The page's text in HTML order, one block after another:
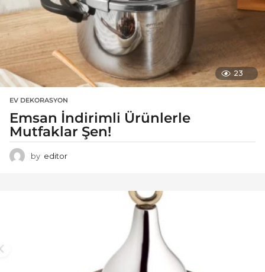
23
EV DEKORASYON
Emsan İndirimli Ürünlerle
Mutfaklar Şen!
by editor